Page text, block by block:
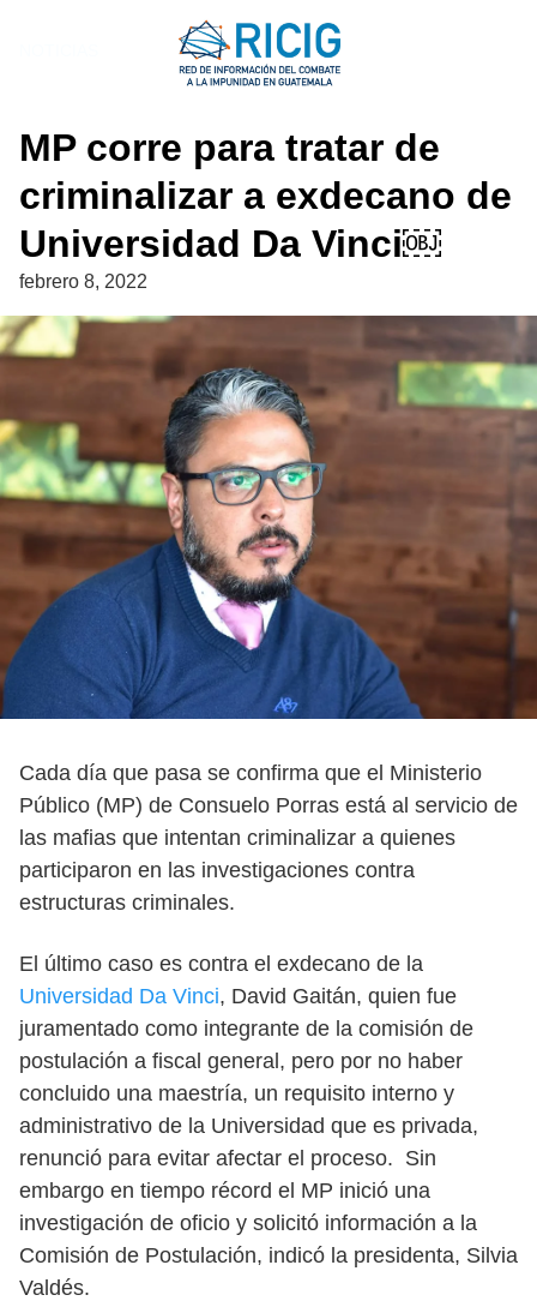
MP corre para tratar de
criminalizar a exdecano de
Universidad Da Vinci￼
febrero 8, 2022
Cada día que pasa se confirma que el Ministerio
Público (MP) de Consuelo Porras está al servicio de
las mafias que intentan criminalizar a quienes
participaron en las investigaciones contra
estructuras criminales.
El último caso es contra el exdecano de la
Universidad Da Vinci, David Gaitán, quien fue
juramentado como integrante de la comisión de
postulación a fiscal general, pero por no haber
concluido una maestría, un requisito interno y
administrativo de la Universidad que es privada,
renunció para evitar afectar el proceso. Sin
embargo en tiempo récord el MP inició una
investigación de oficio y solicitó información a la
Comisión de Postulación, indicó la presidenta, Silvia
Valdés.